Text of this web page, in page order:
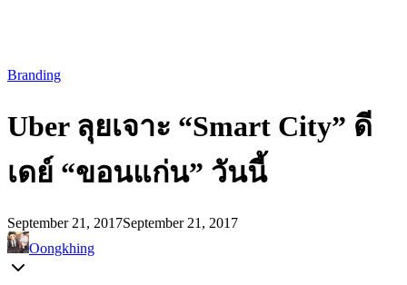
Branding
Uber ลุยเจาะ “Smart City” ดี
เดย์ “ขอนแก่น” วันนี้
September 21, 2017September 21, 2017
Oongkhing